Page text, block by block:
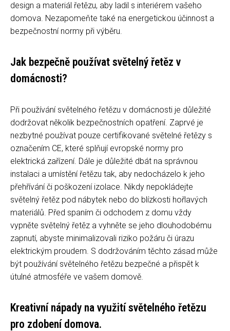
design a materiál řetězu, aby ladil s interiérem vašeho
domova. Nezapomeňte také na energetickou účinnost a
bezpečnostní normy při výběru.
Jak bezpečně používat světelný řetěz v
domácnosti?
Při používání světelného řetězu v domácnosti je důležité
dodržovat několik bezpečnostních opatření. Zaprvé je
nezbytné používat pouze certifikované světelné řetězy s
označením CE, které splňují evropské normy pro
elektrická zařízení. Dále je důležité dbát na správnou
instalaci a umístění řetězu tak, aby nedocházelo k jeho
přehřívání či poškození izolace. Nikdy nepokládejte
světelný řetěz pod nábytek nebo do blízkosti hořlavých
materiálů. Před spaním či odchodem z domu vždy
vypněte světelný řetěz a vyhněte se jeho dlouhodobému
zapnutí, abyste minimalizovali riziko požáru či úrazu
elektrickým proudem. S dodržováním těchto zásad může
být používání světelného řetězu bezpečné a přispět k
útulné atmosféře ve vašem domově.
Kreativní nápady na využití světelného řetězu
pro zdobení domova.